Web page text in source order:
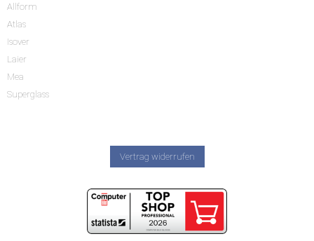
Allform
Atlas
Isover
Laier
Mea
Superglass
Vertrag widerrufen